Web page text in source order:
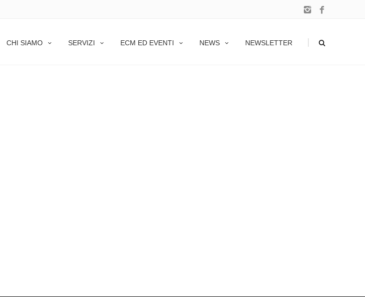
CHI SIAMO SERVIZI ECM ED EVENTI NEWS NEWSLETTER